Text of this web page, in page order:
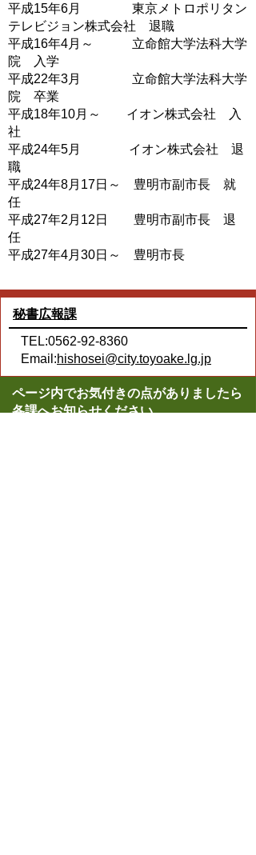
平成15年6月 東京メトロポリタン
テレビジョン株式会社 退職
平成16年4月～ 立命館大学法科大学
院 入学
平成22年3月 立命館大学法科大学
院 卒業
平成18年10月～ イオン株式会社 入
社
平成24年5月 イオン株式会社 退
職
平成24年8月17日～ 豊明市副市長 就
任
平成27年2月12日 豊明市副市長 退
任
平成27年4月30日～ 豊明市長
秘書広報課
TEL:0562-92-8360
Email:hishosei@city.toyoake.lg.jp
ページ内でお気付きの点がありましたら
各課へお知らせください